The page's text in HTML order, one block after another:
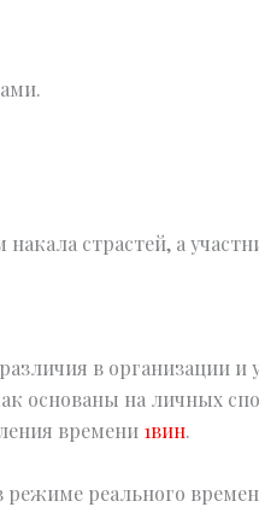
страстей, а
в организации и
основаны на личных
времени 1вин.
реального